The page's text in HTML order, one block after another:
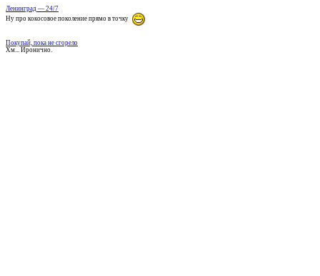
Ленинград — 24/7
Ну про кокосовое поколение прямо в точку
Покупай, пока не сгорело
Хм... Иронично.